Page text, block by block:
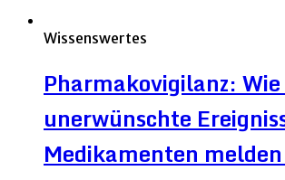
Wissenswertes
Pharmakovigilanz: Wie
unerwünschte
Medikamenten